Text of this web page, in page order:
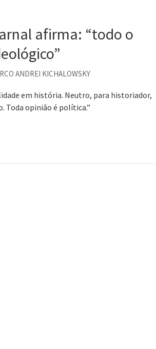
afirma: “todo o
ANDREI KICHALOWSKY
em história. Neutro, para historiador,
Toda opinião é política.”